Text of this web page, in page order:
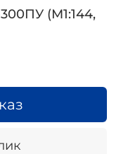
(М1:144,